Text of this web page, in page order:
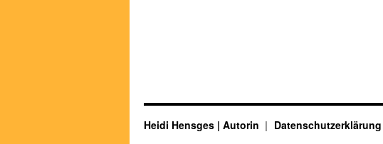
Heidi Hensges | Autorin Datenschutzerklärung